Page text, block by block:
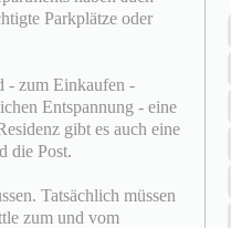
Parkplätze oder
- zum Einkaufen -
Entspannung - eine
gibt es auch eine
die Post.
Tatsächlich müssen
zum und vom